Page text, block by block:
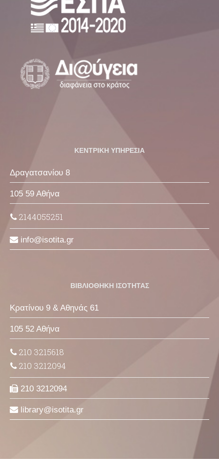
ΚΕΝΤΡΙΚΗ ΥΠΗΡΕΣΙΑ
Δραγατσανίου 8
105 59 Αθήνα
2144055251
info isotita gr
ΒΙΒΛΙΟΘΗΚΗ ΙΣΟΤΗΤΑΣ
Κρατίνου 9 & Αθηνάς 61
105 52 Αθήνα
210 3215618
210 3212094
210 3212094
library isotita gr